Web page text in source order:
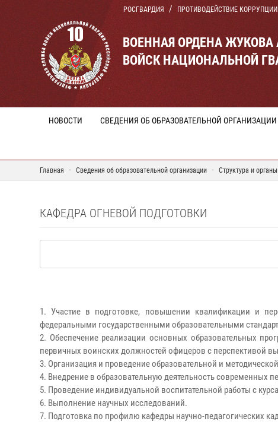
РОСГВАРДИЯ ПРОТИВОДЕЙСТВИЕ КОРРУПЦИИ
ВОЕННАЯ ОРДЕНА ЖУКОВА
ВОЙСК НАЦИОНАЛЬНОЙ
НОВОСТИ СВЕДЕНИЯ ОБ ОБРАЗОВАТЕЛЬНОЙ ОРГАНИЗАЦИИ
Главная Сведения об образовательной организации Структура и
КАФЕДРА ОГНЕВОЙ ПОДГОТОВКИ
1. Участие в подготовке, повышении квалификации и
федеральными государственными образовательными
2. Обеспечение реализации основных образовательных
первичных воинских должностей офицеров с перспективой
3. Организация и проведение образовательной и
4. Внедрение в образовательную деятельность современных
5. Проведение индивидуальной воспитательной работы с
6. Выполнение научных исследований.
7. Подготовка по профилю кафедры научно-педагогических